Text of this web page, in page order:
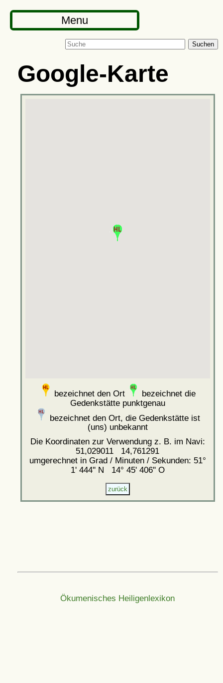
Menu
Suchen
Google-Karte
bezeichnet den Ort
bezeichnet die
Gedenkstätte punktgenau
bezeichnet den Ort, die Gedenkstätte ist
(uns) unbekannt
Die Koordinaten zur Verwendung z. B. im Navi:
51,029011 14,761291
umgerechnet in Grad / Minuten / Sekunden: 51°
1' 444'' N 14° 45' 406'' O
Ökumenisches Heiligenlexikon